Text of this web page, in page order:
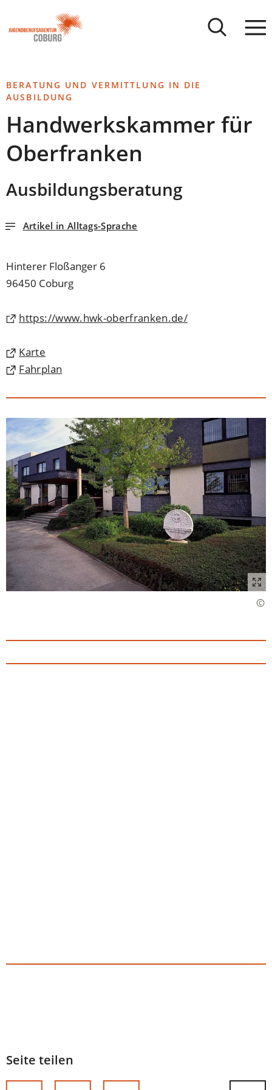
INHALT ANSPRINGEN
Coburg
BERATUNG UND VERMITTLUNG IN DIE
AUSBILDUNG
Handwerkskammer für
Oberfranken
Ausbildungsberatung
Artikel in Alltags-Sprache
Hinterer Floßanger 6
96450 Coburg
https://www.hwk-oberfranken.de/
(Öffnet
einem
neuen
Karte
(Öffnet
in
neuen
Tab)
Fahrplan
(Öffnet
einem
neuen
Tab)
Seite teilen